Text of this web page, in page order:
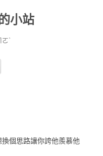
小站
ˋ
個思路讓你誇他羨慕他